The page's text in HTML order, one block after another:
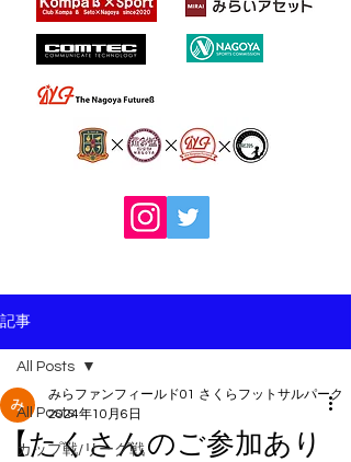
記事
All Posts
カップ戦/リーグ戦
All Posts
【たくさんのご参加あり
みらファンフィールド01 さくらフットサルパーク
2024年10月6日